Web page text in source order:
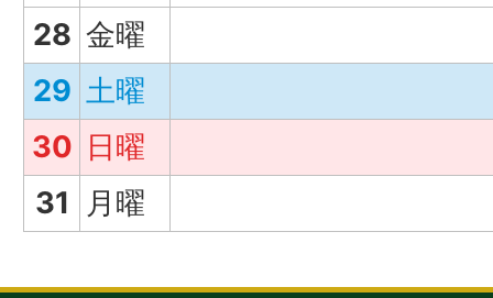
28 金曜
29 土曜
30 日曜
31
月曜